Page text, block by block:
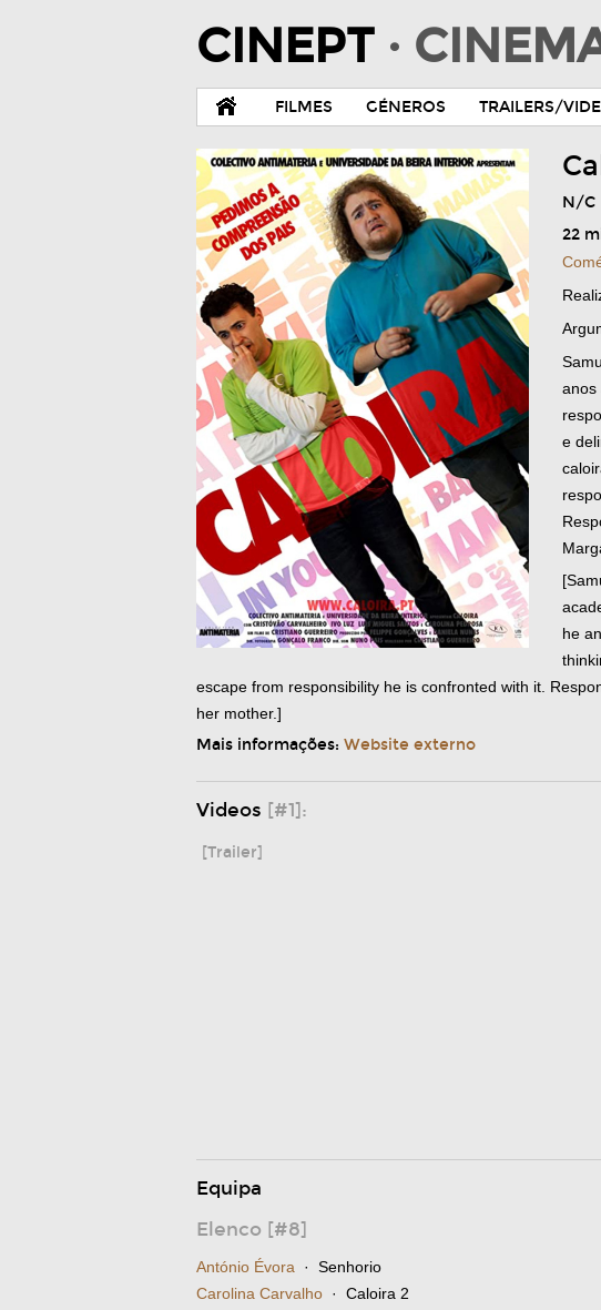
CINEPT ·
FILMES GÉNEROS TRAILERS/
N/C
22
anos
e
he
escape from responsibility he is confronted with it.
her mother.]
Mais informações: Website externo
Videos [#1]:
[Trailer]
Equipa
Elenco [#8]
António Évora · Senhorio
Carolina Carvalho · Caloira 2